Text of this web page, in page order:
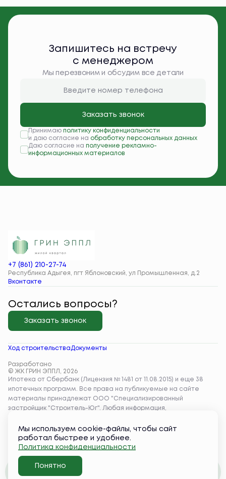
Запишитесь на встречу
с менеджером
Мы перезвоним и обсудим все детали
Заказать звонок
Принимаю политику конфиденциальности
и даю согласие на обработку персональных данных
Даю согласие на получение рекламно-
информационных материалов
+7 (861) 210-27-74
Республика Адыгея, пгт Яблоновский, ул Промышленная, д.2
Вконтакте
Ход строительстваДокументы
Разработано
© ЖК ГРИН ЭППЛ, 2026
Остались вопросы?
Заказать звонок
Забронировать
Мы используем cookie-файлы, чтобы сайт
работал быстрее и удобнее.
Политика конфиденциальности
Понятно